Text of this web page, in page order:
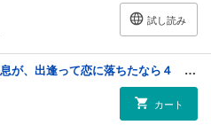
試し読み
悪役令嬢と悪役令息が、出逢って恋に落ちたなら４ ～名無しの精霊と契約して追い出された令嬢は、今日も令息と競い合っているようです～
カート